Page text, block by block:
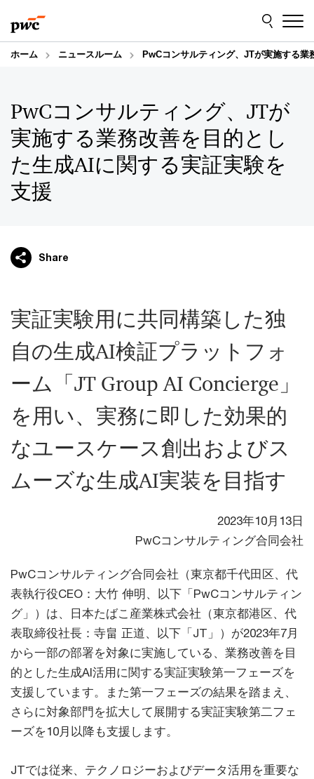
to
content
to
footer
ホーム ニュースルーム PwCコンサルティング、JTが実施する
PwCコンサルティング、JTが
実施する業務改善を目的とし
た生成AIに関する実証実験を
支援
Share
実証実験用に共同構築した独
自の生成AI検証プラットフォ
ーム「JT Group AI Concierge」
を用い、実務に即した効果的
なユースケース創出およびス
ムーズな生成AI実装を目指す
2023年10月13日
PwCコンサルティング合同会社
PwCコンサルティング合同会社（東京都千代田区、代
表執行役CEO：大竹 伸明、以下「PwCコンサルティン
グ」）は、日本たばこ産業株式会社（東京都港区、代
表取締役社長：寺畠 正道、以下「JT」）が2023年7月
から一部の部署を対象に実施している、業務改善を目
的とした生成AI活用に関する実証実験第一フェーズを
支援しています。また第一フェーズの結果を踏まえ、
さらに対象部門を拡大して展開する実証実験第二フェ
ーズを10月以降も支援します。
JTでは従来、テクノロジーおよびデータ活用を重要な